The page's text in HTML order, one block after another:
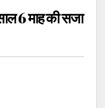
6 माह की सजा